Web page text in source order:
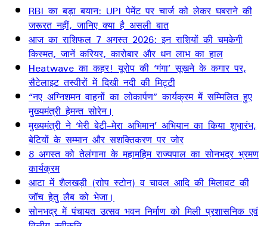
RBI का बड़ा बयान: UPI पेमेंट पर चार्ज को लेकर घबराने की
जरूरत नहीं, जानिए क्या है असली बात
आज का राशिफल 7 अगस्त 2026: इन राशियों की चमकेगी
किस्मत, जानें करियर, कारोबार और धन लाभ का हाल
Heatwave का कहर! यूरोप की ‘गंगा’ सूखने के कगार पर,
सैटेलाइट तस्वीरों में दिखी नदी की मिट्टी
“नए अग्निशमन वाहनों का लोकार्पण” कार्यक्रम में सम्मिलित हुए
मुख्यमंत्री हेमन्त सोरेन।
मुख्यमंत्री ने ‘मेरी बेटी–मेरा अभिमान’ अभियान का किया शुभारंभ,
बेटियों के सम्मान और सशक्तिकरण पर जोर
8 अगस्त को तेलंगाना के महामहिम राज्यपाल का सोनभद्र भ्रमण
कार्यक्रम
आटा में शैलखड़ी (राोप स्टोन) व चावल आदि की मिलावट की
जॉच हेतु लैब को भेजा।
सोनभद्र में पंचायत उत्सव भवन निर्माण को मिली प्रशासनिक एवं